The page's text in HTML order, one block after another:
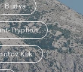
Budva
Tryphon
Kuk